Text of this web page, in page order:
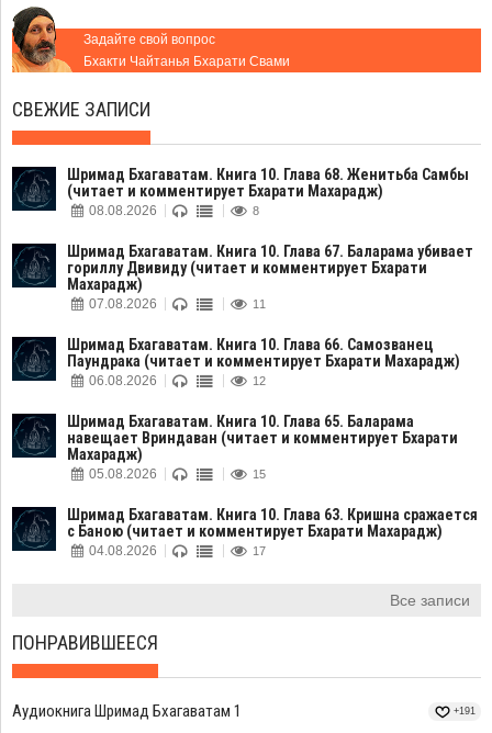
Задайте свой вопрос
Бхакти Чайтанья Бхарати Свами
СВЕЖИЕ ЗАПИСИ
Шримад Бхагаватам. Книга 10. Глава 68. Женитьба Самбы
(читает и комментирует Бхарати Махарадж)
08.08.2026 8
Шримад Бхагаватам. Книга 10. Глава 67. Баларама убивает
гориллу Двивиду (читает и комментирует Бхарати
Махарадж)
07.08.2026 11
Шримад Бхагаватам. Книга 10. Глава 66. Самозванец
Паундрака (читает и комментирует Бхарати Махарадж)
06.08.2026 12
Шримад Бхагаватам. Книга 10. Глава 65. Баларама
навещает Вриндаван (читает и комментирует Бхарати
Махарадж)
05.08.2026 15
Шримад Бхагаватам. Книга 10. Глава 63. Кришна сражается
с Баною (читает и комментирует Бхарати Махарадж)
04.08.2026 17
Все записи
ПОНРАВИВШЕЕСЯ
Аудиокнига Шримад Бхагаватам 1 +191